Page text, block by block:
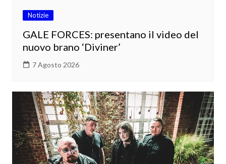
Notizie
GALE FORCES: presentano il video del
nuovo brano ‘Diviner’
7 Agosto 2026